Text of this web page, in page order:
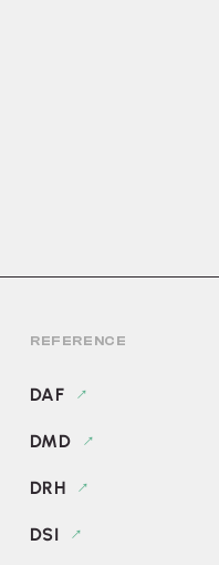
REFERENCE
DAF
DMD
DRH
DSI